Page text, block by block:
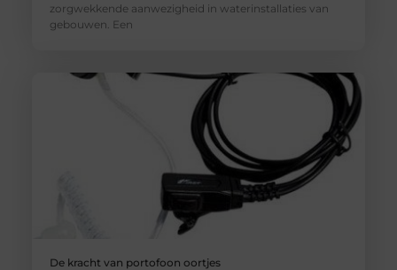
zorgwekkende aanwezigheid in waterinstallaties van
gebouwen. Een
De kracht van portofoon oortjes